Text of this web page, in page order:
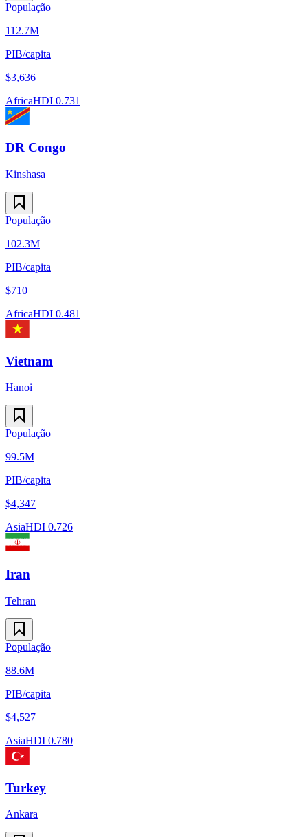
População
112.7M
PIB/capita
$3,636
AfricaHDI 0.731
DR Congo
Kinshasa
População
102.3M
PIB/capita
$710
AfricaHDI 0.481
Vietnam
Hanoi
População
99.5M
PIB/capita
$4,347
AsiaHDI 0.726
Iran
Tehran
População
88.6M
PIB/capita
$4,527
AsiaHDI 0.780
Turkey
Ankara